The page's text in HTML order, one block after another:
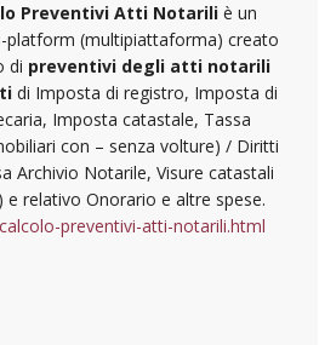
Preventivi Atti Notarili è un
platform (multipiattaforma) creato
di preventivi degli atti notarili
di Imposta di registro, Imposta di
Imposta catastale, Tassa
con – senza volture) / Diritti
Archivio Notarile, Visure catastali
e relativo Onorario e altre spese.
preventivi-atti-notarili.html